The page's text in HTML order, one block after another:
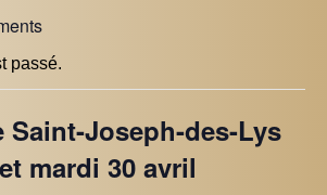
passé.
Saint-Joseph-des-Lys
mardi 30 avril